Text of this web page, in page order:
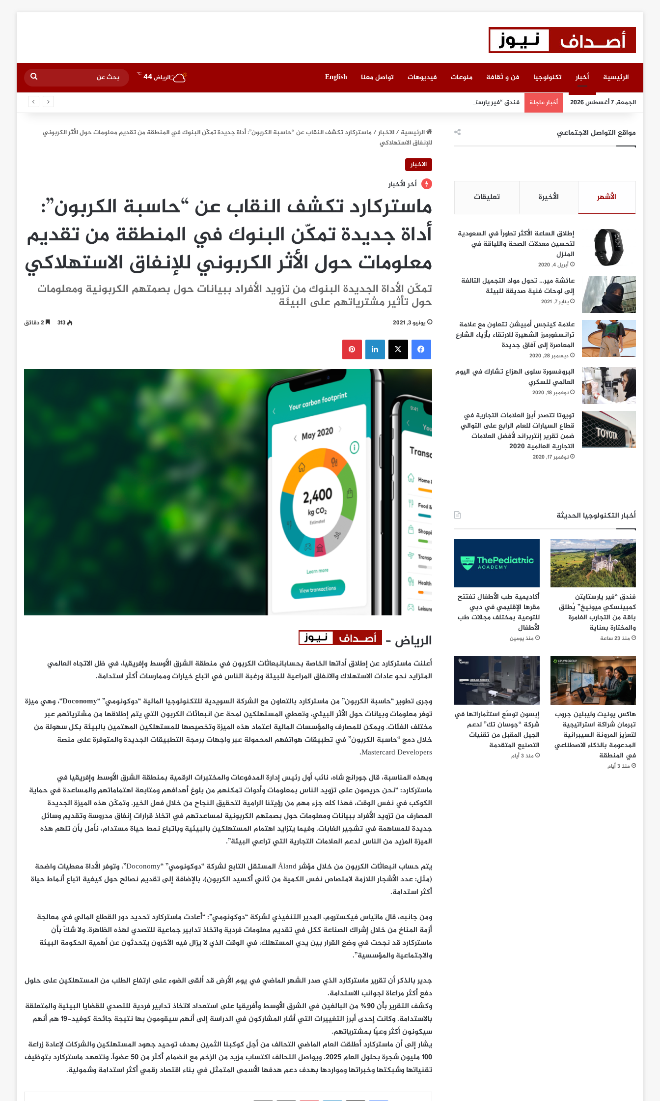
الرئيسية أخبار تكنولوجيا فن و ثقافة منوعات فيديوهات تواصل معنا English الرياض44
℃
بحث
عن
الجمعة, 7 أغسطس 2026 أخبار عاجلة فندق “فير يارستايتن كمبينسكي ميونيخ” يُطلق باقة من التجارب الغامرة والمختارة بعناية
الرئيسية/الاخبار/ماستركارد تكشف النقاب عن “حاسبة الكربون”: أداة جديدة تمكّن البنوك في المنطقة من تقديم معلومات حول الأثر الكربوني
للإنفاق الاستهلاكي
الاخبار
أخر الأخبار
ماستركارد تكشف النقاب عن “حاسبة الكربون”:
أداة جديدة تمكّن البنوك في المنطقة من تقديم
معلومات حول الأثر الكربوني للإنفاق الاستهلاكي
تمكّن الأداة الجديدة البنوك من تزويد الأفراد ببيانات حول بصمتهم الكربونية ومعلومات
حول تأثير مشترياتهم على البيئة
يونيو 3, 2021 313
فيسبوك ‫X لينكدإن
الرياض –
أعلنت ماستركارد عن إطلاق أداتها الخاصة بحسابانبعاثات الكربون في منطقة الشرق الأوسط وإفريقيا، في ظل الاتجاه العالمي
المتزايد نحو عادات الاستهلاك والانفاق المراعية للبيئة ورغبة الناس في اتباع خيارات وممارسات أكثر استدامة.
وجرى تطوير “حاسبة الكربون” من ماستركارد بالتعاون مع الشركة السويدية للتكنولوجيا المالية “دوكونومي” “
Doconomy“، وهي ميزة
توفر معلومات وبيانات حول الأثر البيئي، وتعطي المستهلكين لمحة عن انبعاثات الكربون التي يتم إطلاقها من مشترياتهم عبر
مختلف الفئات. ويمكن للمصارف والمؤسسات المالية اعتماد هذه الميزة وتخصيصها للمستهلكين المهتمين بالبيئة بكل سهولة من
خلال دمج “حاسبة الكربون” في تطبيقات هواتفهم المحمولة عبر واجهات برمجة التطبيقات الجديدة والمتوفرة على منصة
Mastercard Developers.
وبهذه المناسبة، قالجورانج شاه، نائب أول رئيس إدارة المدفوعات والمختبرات الرقمية بمنطقة الشرق الأوسط وإفريقيا في
ماستركارد:“نحن حريصون على تزويد الناس بمعلومات وأدوات تمكنهم من بلوغ أهدافهم ومتابعة اهتماماتهم والمساعدة في حماية
الكوكب في نفس الوقت، فهذا كله جزء مهم من رؤيتنا الرامية لتحقيق النجاح من خلال فعل الخير. وتمكّن هذه الميزة الجديدة
المصارف من تزويد الأفراد ببيانات ومعلومات حول بصمتهم الكربونية لمساعدتهم في اتخاذ قرارات إنفاق مدروسة وتقديم وسائل
جديدة للمساهمة في تشجير الغابات. وفيما يتزايد اهتمام المستهلكين بالبيئية وباتباع نمط حياة مستدام، نأمل بأن تلهم هذه
الميزة المزيد من الناس لدعم العلامات التجارية التي تراعي البيئة”.
يتم حساب انبعاثات الكربون من خلال مؤشر Åland المستقل التابع لشركة “دوكونومي” “Doconomy”، وتوفر الأداة معطيات واضحة
(مثل: عدد الأشجار اللازمة لامتصاص نفس الكمية من ثاني أكسيد الكربون)، بالإضافة إلى تقديم نصائح حول كيفية اتباع أنماط حياة
أكثر استدامة.
ومن جانبه، قال ماتياس فيكستروم، المدير التنفيذي لشركة “دوكونومي”: “أعادت ماستركارد تحديد دور القطاع المالي في معالجة
أزمة المناخ من خلال إشراك الصناعة ككل في تقديم معلومات فردية واتخاذ تدابير جماعية للتصدي لهذه الظاهرة. ولا شكّ بأن
ماستركارد قد نجحت في وضع القرار بين يدي المستهلك، في الوقت الذي لا يزال فيه الآخرون يتحدثون عن أهمية الحكومة البيئة
والاجتماعية والمؤسسية”.
جدير بالذكر أن تقرير ماستركارد الذي صدر الشهر الماضي في يوم الأرض قد ألقى الضوء على ارتفاع الطلب من المستهلكين على حلول
دفع أكثر مراعاة لجوانب الاستدامة.
وكشف التقرير بأن 90% من البالغين في الشرق الأوسط وأفريقيا على استعداد لاتخاذ تدابير فردية للتصدي للقضايا البيئية والمتعلقة
بالاستدامة. وكانت إحدى أبرز التغييرات التي أشار المشاركون في الدراسة إلى أنهم سيقومون بها نتيجة جائحة كوفيد-19 هم أنهم
سيكونون أكثر وعيًا بمشترياتهم.
يشار إلى أن ماستركارد أطلقت العام الماضي التحالف من أجل كوكبنا الثمين بهدف توحيد جهود المستهلكين والشركات لإعادة زراعة
100 مليون شجرة بحلول العام 2025. ويواصل التحالف اكتساب مزيد من الزخم مع انضمام أكثر من 50 عضواً. وتتعهد ماستركارد بتوظيف
تقنياتها وشبكتها وخبراتها ومواردها بهدف دعم هدفها الأسمى المتمثل في بناء اقتصاد رقمي أكثر استدامة وشمولية.
مواقع التواصل الاجتماعي
الأشهر الأخيرة تعليقات
إطلاق الساعة الأكثر تطوراً في السعودية
لتحسين معدلات الصحة واللياقة في
المنزل
أبريل 4, 2020
عائشة مير… تحول مواد التجميل التالفة
إلى لوحات فنية صديقة للبيئة
يناير 7, 2021
علامة كينجس أمبيشن تتعاون مع علامة
ترانسفورمرز الشهيرة للارتقاء بأزياء الشارع
المعاصرة إلى آفاق جديدة
ديسمبر 28, 2020
البروفسورة سلوى الهزاع تشارك في اليوم
العالمي للسكري
نوفمبر 18, 2020
تويوتا تتصدر أبرز العلامات التجارية في
قطاع السيارات للعام الرابع على التوالي
ضمن تقرير إنتربراند لأفضل العلامات
التجارية العالمية 2020
نوفمبر 17, 2020
أخبار التكنولوجيا الحديثة
فندق “فير يارستايتن
كمبينسكي ميونيخ” يُطلق
باقة من التجارب الغامرة
والمختارة بعناية
منذ 23 ساعة
أكاديمية طب الأطفال تفتتح
مقرها الإقليمي في دبي
للتوعية بمختلف مجالات طب
الأطفال
منذ يومين
هاكس يونيت وليبلين جروب
تبرمان شراكة استراتيجية
لتعزيز المرونة السيبرانية
المدعومة بالذكاء الاصطناعي
في المنطقة
منذ 3 أيام
إبسون توسّع استثماراتها في
شركة “جوسان تك” لدعم
الجيل المقبل من تقنيات
التصنيع المتقدمة
منذ 3 أيام